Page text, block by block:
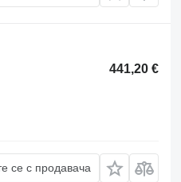
441,20 €
се с продавача